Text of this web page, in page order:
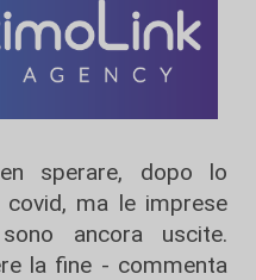
sperare, dopo lo
ma le imprese
ancora uscite.
la fine - commenta